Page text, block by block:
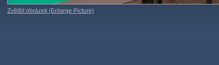
Zvětšit obrázek (Enlarge Picture)